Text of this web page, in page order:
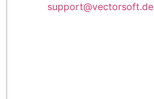
support@vectorsoft.de